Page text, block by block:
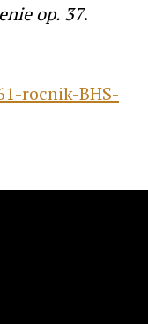
op. 37.
rocnik-BHS-